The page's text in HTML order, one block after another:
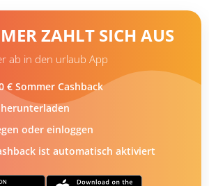
ZAHLT SICH AUS
ab in den urlaub App
€ Sommer Cashback
herunterladen